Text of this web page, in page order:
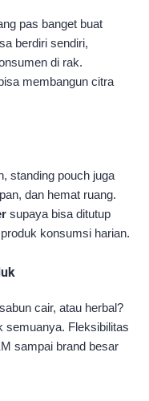
pas banget buat
berdiri sendiri,
di rak.
membangun citra
standing pouch juga
dan hemat ruang.
supaya bisa ditutup
konsumsi harian.
cair, atau herbal?
semuanya. Fleksibilitas
sampai brand besar